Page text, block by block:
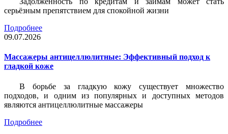
серьёзным препятствием для спокойной жизни
Подробнее
09.07.2026
Массажеры антицеллюлитные: Эффективный подход к
гладкой коже
В борьбе за гладкую кожу существует множество
подходов, и одним из популярных и доступных методов
являются антицеллюлитные массажеры
Подробнее